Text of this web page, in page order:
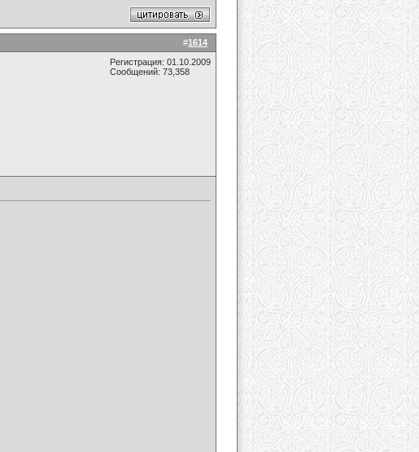
#1614
Регистрация: 01.10.2009
Сообщений: 73,358